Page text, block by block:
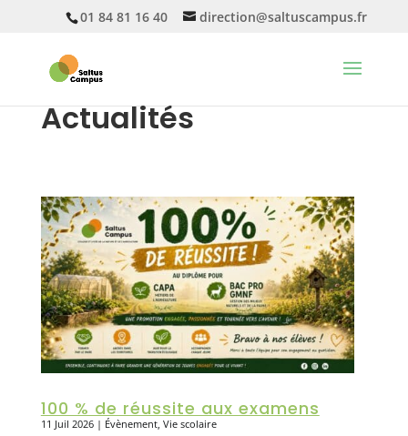
01 84 81 16 40 direction@saltuscampus.fr
Actualités
100 % de réussite aux examens
11 Juil 2026| Évènement, Vie scolaire